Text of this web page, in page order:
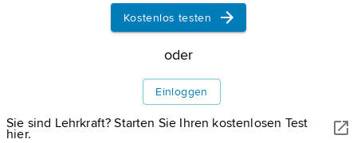
Kostenlos testen
oder
Einloggen
Sie sind Lehrkraft? Starten Sie Ihren kostenlosen Test
hier.